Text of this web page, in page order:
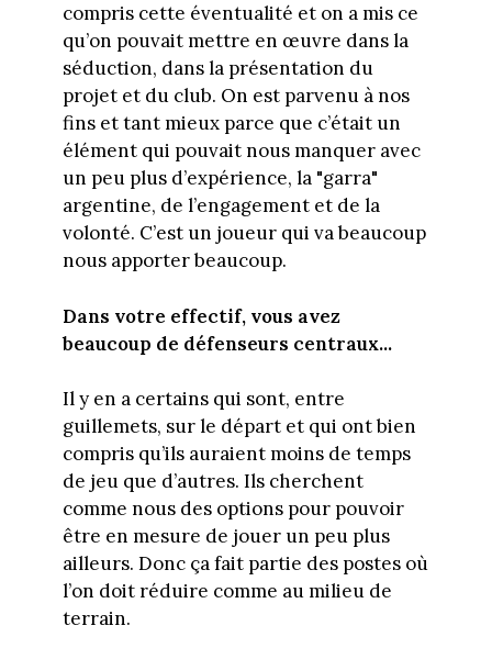
compris cette éventualité et on a mis ce
qu’on pouvait mettre en œuvre dans la
séduction, dans la présentation du
projet et du club. On est parvenu à nos
fins et tant mieux parce que c’était un
élément qui pouvait nous manquer avec
un peu plus d’expérience, la "garra"
argentine, de l’engagement et de la
volonté. C’est un joueur qui va beaucoup
nous apporter beaucoup.
Dans votre effectif, vous avez
beaucoup de défenseurs centraux...
Il y en a certains qui sont, entre
guillemets, sur le départ et qui ont bien
compris qu’ils auraient moins de temps
de jeu que d’autres. Ils cherchent
comme nous des options pour pouvoir
être en mesure de jouer un peu plus
ailleurs. Donc ça fait partie des postes où
l’on doit réduire comme au milieu de
terrain.